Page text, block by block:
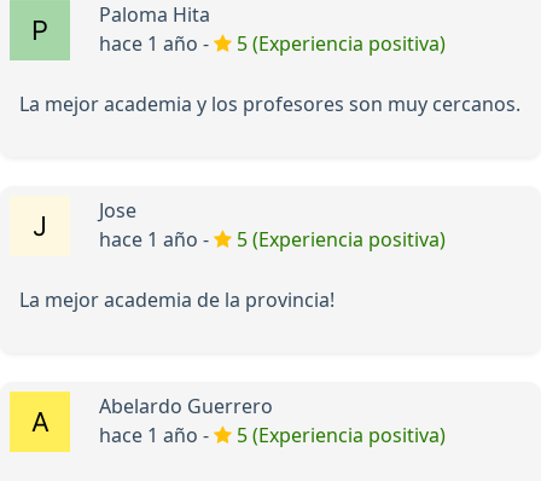
Paloma Hita
hace 1 año -
5 (Experiencia positiva)
La mejor academia y los profesores son muy cercanos.
Jose
hace 1 año -
5 (Experiencia positiva)
La mejor academia de la provincia!
Abelardo Guerrero
hace 1 año -
5 (Experiencia positiva)